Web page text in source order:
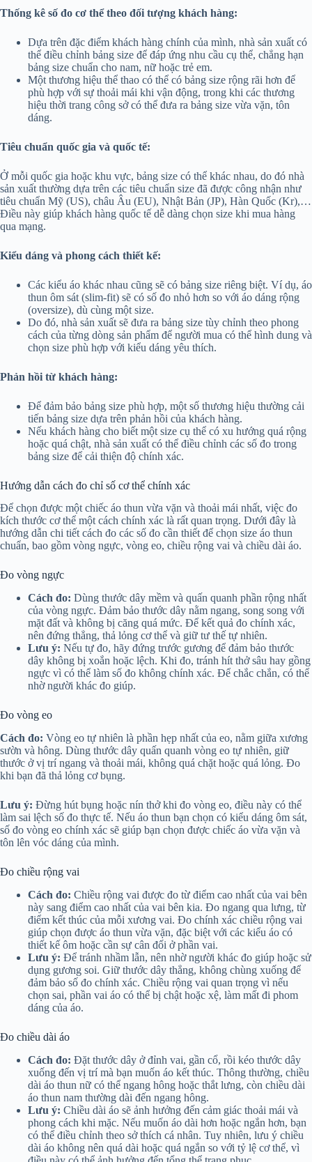
Thống kê số đo cơ thể theo đối tượng khách hàng:
Dựa trên đặc điểm khách hàng chính của mình, nhà sản xuất có
thể điều chỉnh bảng size để đáp ứng nhu cầu cụ thể, chẳng hạn
bảng size chuẩn cho nam, nữ hoặc trẻ em.
Một thương hiệu thể thao có thể có bảng size rộng rãi hơn để
phù hợp với sự thoải mái khi vận động, trong khi các thương
hiệu thời trang công sở có thể đưa ra bảng size vừa vặn, tôn
dáng.
Tiêu chuẩn quốc gia và quốc tế:
Ở mỗi quốc gia hoặc khu vực, bảng size có thể khác nhau, do đó nhà
sản xuất thường dựa trên các tiêu chuẩn size đã được công nhận như
tiêu chuẩn Mỹ (US), châu Âu (EU), Nhật Bản (JP), Hàn Quốc (Kr),…
Điều này giúp khách hàng quốc tế dễ dàng chọn size khi mua hàng
qua mạng.
Kiểu dáng và phong cách thiết kế:
Các kiểu áo khác nhau cũng sẽ có bảng size riêng biệt. Ví dụ, áo
thun ôm sát (slim-fit) sẽ có số đo nhỏ hơn so với áo dáng rộng
(oversize), dù cùng một size.
Do đó, nhà sản xuất sẽ đưa ra bảng size tùy chỉnh theo phong
cách của từng dòng sản phẩm để người mua có thể hình dung và
chọn size phù hợp với kiểu dáng yêu thích.
Phản hồi từ khách hàng:
Để đảm bảo bảng size phù hợp, một số thương hiệu thường cải
tiến bảng size dựa trên phản hồi của khách hàng.
Nếu khách hàng cho biết một size cụ thể có xu hướng quá rộng
hoặc quá chật, nhà sản xuất có thể điều chỉnh các số đo trong
bảng size để cải thiện độ chính xác.
Hướng dẫn cách đo chỉ số cơ thể chính xác
Để chọn được một chiếc áo thun vừa vặn và thoải mái nhất, việc đo
kích thước cơ thể một cách chính xác là rất quan trọng. Dưới đây là
hướng dẫn chi tiết cách đo các số đo cần thiết để chọn size áo thun
chuẩn, bao gồm vòng ngực, vòng eo, chiều rộng vai và chiều dài áo.
Đo vòng ngực
Cách đo: Dùng thước dây mềm và quấn quanh phần rộng nhất
của vòng ngực. Đảm bảo thước dây nằm ngang, song song với
mặt đất và không bị căng quá mức. Để kết quả đo chính xác,
nên đứng thẳng, thả lỏng cơ thể và giữ tư thế tự nhiên.
Lưu ý: Nếu tự đo, hãy đứng trước gương để đảm bảo thước
dây không bị xoắn hoặc lệch. Khi đo, tránh hít thở sâu hay gồng
ngực vì có thể làm số đo không chính xác. Để chắc chắn, có thể
nhờ người khác đo giúp.
Đo vòng eo
Cách đo: Vòng eo tự nhiên là phần hẹp nhất của eo, nằm giữa xương
sườn và hông. Dùng thước dây quấn quanh vòng eo tự nhiên, giữ
thước ở vị trí ngang và thoải mái, không quá chặt hoặc quá lỏng. Đo
khi bạn đã thả lỏng cơ bụng.
Lưu ý: Đừng hút bụng hoặc nín thở khi đo vòng eo, điều này có thể
làm sai lệch số đo thực tế. Nếu áo thun bạn chọn có kiểu dáng ôm sát,
số đo vòng eo chính xác sẽ giúp bạn chọn được chiếc áo vừa vặn và
tôn lên vóc dáng của mình.
Đo chiều rộng vai
Cách đo: Chiều rộng vai được đo từ điểm cao nhất của vai bên
này sang điểm cao nhất của vai bên kia. Đo ngang qua lưng, từ
điểm kết thúc của mỗi xương vai. Đo chính xác chiều rộng vai
giúp chọn được áo thun vừa vặn, đặc biệt với các kiểu áo có
thiết kế ôm hoặc cần sự cân đối ở phần vai.
Lưu ý: Để tránh nhầm lẫn, nên nhờ người khác đo giúp hoặc sử
dụng gương soi. Giữ thước dây thẳng, không chùng xuống để
đảm bảo số đo chính xác. Chiều rộng vai quan trọng vì nếu
chọn sai, phần vai áo có thể bị chật hoặc xệ, làm mất đi phom
dáng của áo.
Đo chiều dài áo
Cách đo: Đặt thước dây ở đỉnh vai, gần cổ, rồi kéo thước dây
xuống đến vị trí mà bạn muốn áo kết thúc. Thông thường, chiều
dài áo thun nữ có thể ngang hông hoặc thắt lưng, còn chiều dài
áo thun nam thường dài đến ngang hông.
Lưu ý: Chiều dài áo sẽ ảnh hưởng đến cảm giác thoải mái và
phong cách khi mặc. Nếu muốn áo dài hơn hoặc ngắn hơn, bạn
có thể điều chỉnh theo sở thích cá nhân. Tuy nhiên, lưu ý chiều
dài áo không nên quá dài hoặc quá ngắn so với tỷ lệ cơ thể, vì